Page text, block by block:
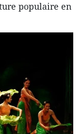
populaire en